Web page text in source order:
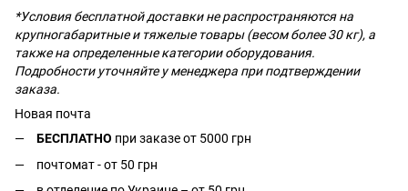
*Условия бесплатной доставки не распространяются на
крупногабаритные и тяжелые товары (весом более 30 кг), а
также на определенные категории оборудования.
Подробности уточняйте у менеджера при подтверждении
заказа.
Новая почта
БЕСПЛАТНО при заказе от 5000 грн
почтомат - от 50 грн